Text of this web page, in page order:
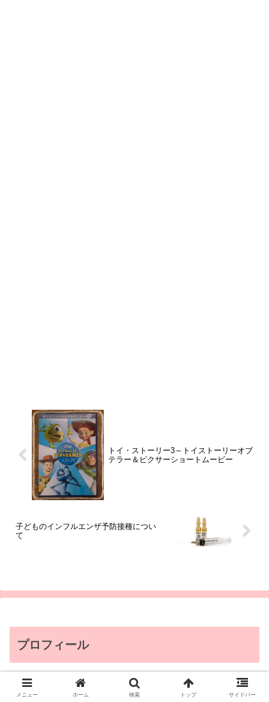
トイ・ストーリー3～トイストーリーオブ
テラー＆ピクサーショートムービー
子どものインフルエンザ予防接種につい
て
プロフィール
メニュー ホーム 検索 トップ サイドバー